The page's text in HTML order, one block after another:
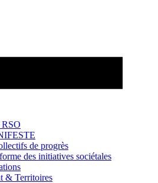
de progrès
des initiatives sociétales
& Territoires